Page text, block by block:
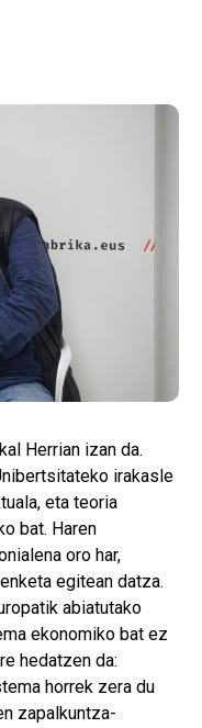
Herrian izan da.
irakasle
eta teoria
bat. Haren
oro har,
egitean datza.
abiatutako
ekonomiko bat ez
hedatzen da:
horrek zera du
zapalkuntza-